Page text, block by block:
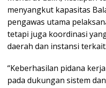
menyangkut kapasitas
pengawas utama
tetapi juga koordinasi
daerah dan instansi terkait.
“Keberhasilan pidana
pada dukungan sistem